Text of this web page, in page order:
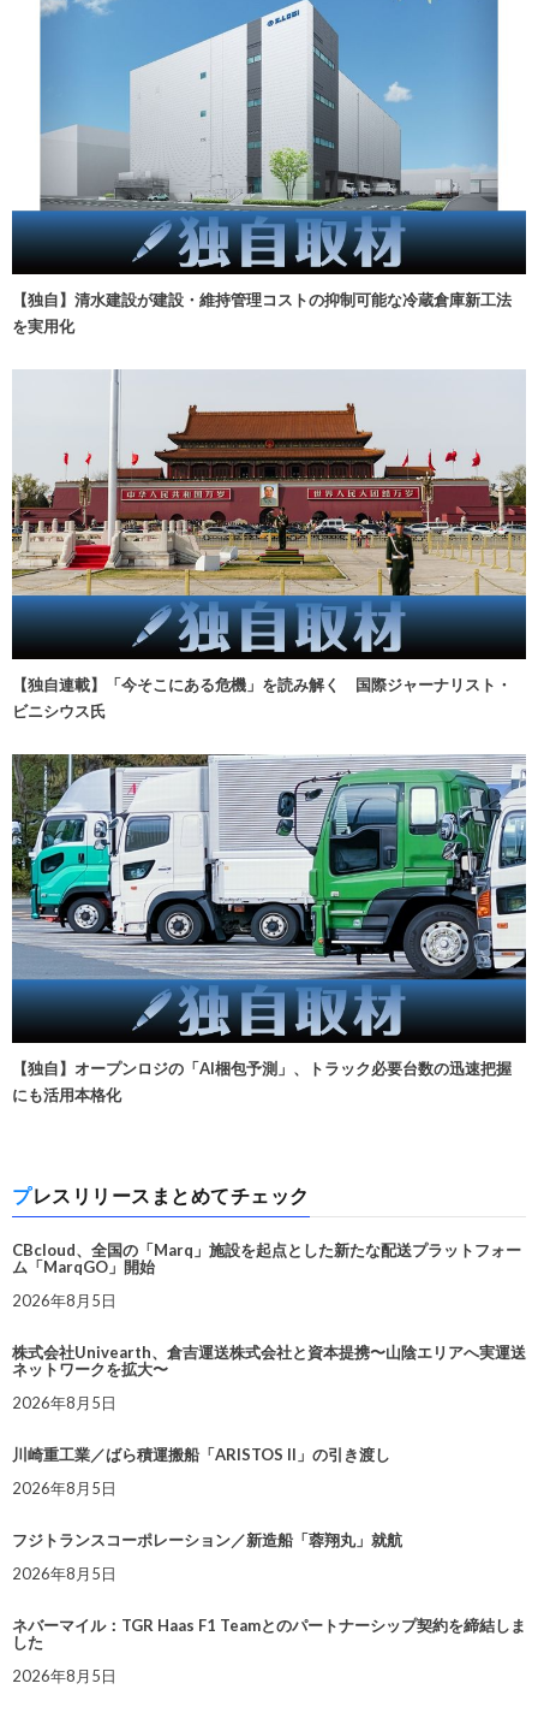
【独自】清水建設が建設・維持管理コストの抑制可能な冷蔵倉庫新工法
を実用化
【独自連載】「今そこにある危機」を読み解く 国際ジャーナリスト・
ビニシウス氏
【独自】オープンロジの「AI梱包予測」、トラック必要台数の迅速把握
にも活用本格化
プレスリリースまとめてチェック
CBcloud、全国の「Marq」施設を起点とした新たな配送プラットフォー
ム「MarqGO」開始
2026年8月5日
株式会社Univearth、倉吉運送株式会社と資本提携〜山陰エリアへ実運送
ネットワークを拡大〜
2026年8月5日
川崎重工業／ばら積運搬船「ARISTOS II」の引き渡し
2026年8月5日
フジトランスコーポレーション／新造船「蓉翔丸」就航
2026年8月5日
ネバーマイル：TGR Haas F1 Teamとのパートナーシップ契約を締結しま
した
2026年8月5日